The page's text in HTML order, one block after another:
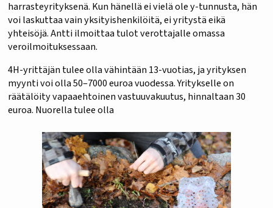
harrasteyrityksenä. Kun hänellä ei vielä ole y-tunnusta, hän
voi laskuttaa vain yksityishenkilöitä, ei yritystä eikä
yhteisöjä. Antti ilmoittaa tulot verottajalle omassa
veroilmoituksessaan.
4H-yrittäjän tulee olla vähintään 13-vuotias, ja yrityksen
myynti voi olla 50–7000 euroa vuodessa. Yritykselle on
räätälöity vapaaehtoinen vastuuvakuutus, hinnaltaan 30
euroa. Nuorella tulee olla